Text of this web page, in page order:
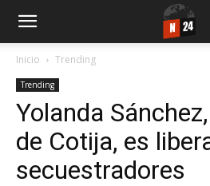
Inicio Trending
Trending
Yolanda
de Cotija, es
secuestradores